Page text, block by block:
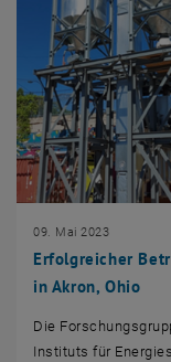
Erfolgreicher
in Akron, Ohio
09. Mai 2023
Die
Instituts für